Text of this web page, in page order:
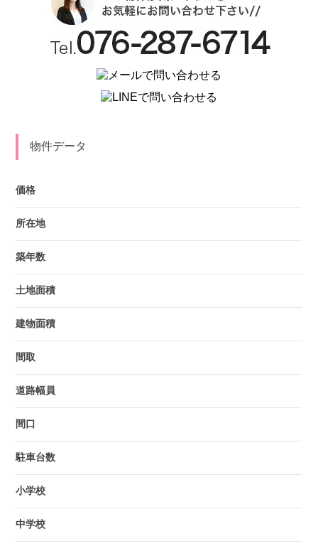
物件データ
価格
所在地
築年数
土地面積
建物面積
間取
道路幅員
間口
駐車台数
小学校
中学校